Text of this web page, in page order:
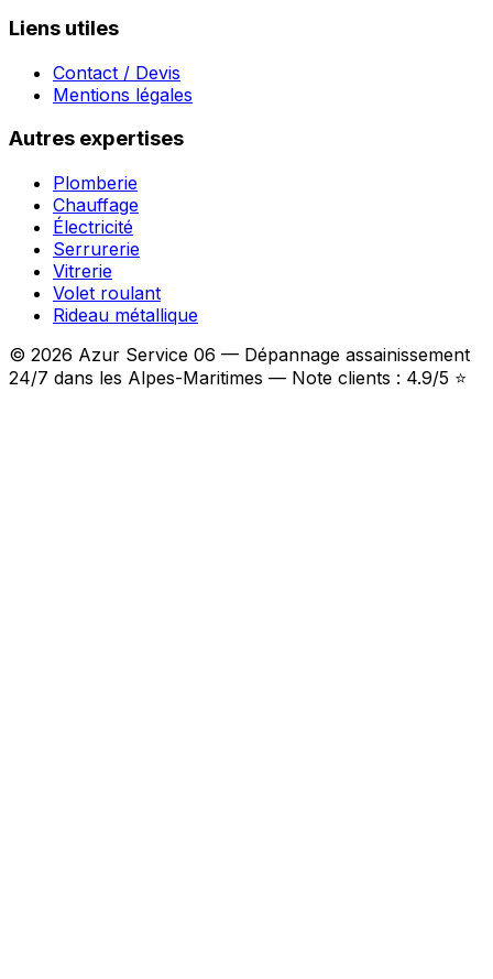
Liens utiles
Contact / Devis
Mentions légales
Autres expertises
Plomberie
Chauffage
Électricité
Serrurerie
Vitrerie
Volet roulant
Rideau métallique
© 2026 Azur Service 06 — Dépannage assainissement
24/7 dans les Alpes-Maritimes — Note clients : 4.9/5 ⭐